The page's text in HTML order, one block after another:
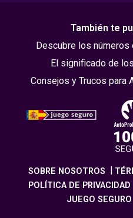
También te
Descubre los
El significado de
Consejos y Trucos para
SOBRE NOSOTROS
POLÍTICA DE PRIVACIDAD
JUEGO SEGURO